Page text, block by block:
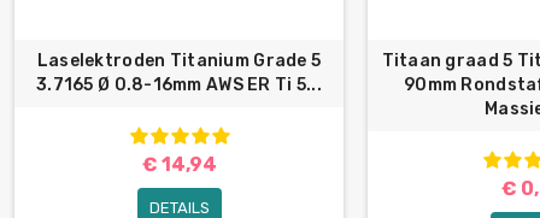
Laselektroden Titanium Grade 5
3.7165 Ø 0.8-16mm AWS ER Ti 5...
€ 14,94
DETAILS
Titaan graad 5
90mm
€